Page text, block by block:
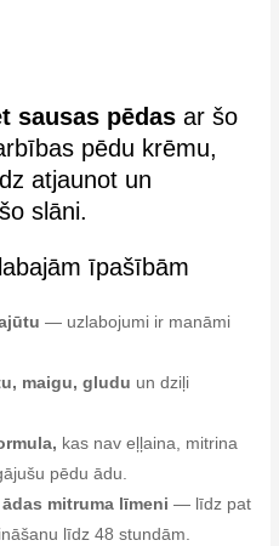
sausas pēdas ar šo
pēdu krēmu,
atjaunot un
slāni.
īpašībām
— uzlabojumi ir manāmi
maigu, gludu un dziļi
kas nav eļļaina, mitrina
pēdu ādu.
mitruma līmeni — līdz pat
līdz 48 stundām.